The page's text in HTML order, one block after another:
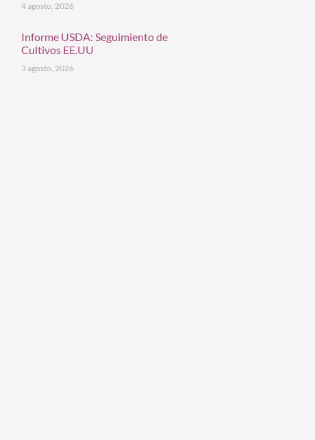
4 agosto, 2026
Informe USDA: Seguimiento de
Cultivos EE.UU
3 agosto, 2026